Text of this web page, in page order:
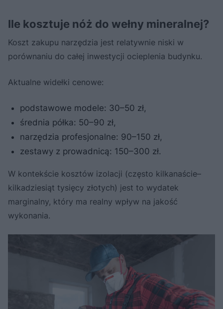
Ile kosztuje nóż do wełny mineralnej?
Koszt zakupu narzędzia jest relatywnie niski w
porównaniu do całej inwestycji ocieplenia budynku.
Aktualne widełki cenowe:
podstawowe modele: 30–50 zł,
średnia półka: 50–90 zł,
narzędzia profesjonalne: 90–150 zł,
zestawy z prowadnicą: 150–300 zł.
W kontekście kosztów izolacji (często kilkanaście–
kilkadziesiąt tysięcy złotych) jest to wydatek
marginalny, który ma realny wpływ na jakość
wykonania.